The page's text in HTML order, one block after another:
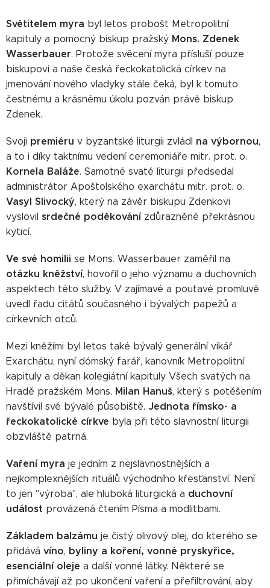
Světitelem myra byl letos probošt Metropolitní
kapituly a pomocný biskup pražský Mons. Zdenek
Wasserbauer. Protože svěcení myra přísluší pouze
biskupovi a naše česká řeckokatolická církev na
jmenování nového vladyky stále čeká, byl k tomuto
čestnému a krásnému úkolu pozván právě biskup
Zdenek.
Svoji premiéru v byzantské liturgii zvládl na výbornou,
a to i díky taktnímu vedení ceremoniáře mitr. prot. o.
Kornela Baláže. Samotné svaté liturgii předsedal
administrátor Apoštolského exarchátu mitr. prot. o.
Vasyl Slivocký, který na závěr biskupu Zdenkovi
vyslovil srdečné poděkování zdůrazněné překrásnou
kyticí.
Ve své homilii se Mons. Wasserbauer zaměřil na
otázku kněžství, hovořil o jeho významu a duchovních
aspektech této služby. V zajímavé a poutavé promluvě
uvedl řadu citátů současného i bývalých papežů a
církevních otců.
Mezi kněžími byl letos také bývalý generální vikář
Exarchátu, nyní dómský farář, kanovník Metropolitní
kapituly a děkan kolegiátní kapituly Všech svatých na
Hradě pražském Mons. Milan Hanuš, který s potěšením
navštívil své bývalé působiště. Jednota římsko- a
řeckokatolické církve byla při této slavnostní liturgii
obzvláště patrná.
Vaření myra je jedním z nejslavnostnějších a
nejkomplexnějších rituálů východního křesťanství. Není
to jen "výroba", ale hluboká liturgická a duchovní
událost provázená čtením Písma a modlitbami.
Základem balzámu je čistý olivový olej, do kterého se
přidává víno, byliny a koření, vonné pryskyřice,
esenciální oleje a další vonné látky. Některé se
přimíchávají až po ukončení vaření a přefiltrování, aby